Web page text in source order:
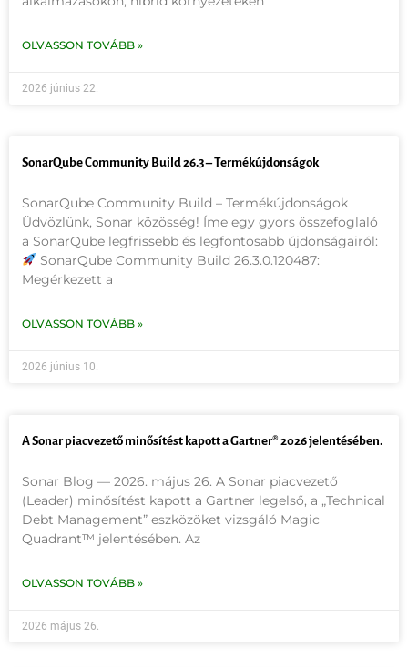
OLVASSON TOVÁBB »
2026 június 22.
SonarQube Community Build 26.3 – Termékújdonságok
SonarQube Community Build – Termékújdonságok
Üdvözlünk, Sonar közösség! Íme egy gyors összefoglaló
a SonarQube legfrissebb és legfontosabb újdonságairól:
SonarQube Community Build 26.3.0.120487:
Megérkezett a
OLVASSON TOVÁBB »
2026 június 10.
A Sonar piacvezető minősítést kapott a Gartner® 2026 jelentésében.
Sonar Blog — 2026. május 26. A Sonar piacvezető
(Leader) minősítést kapott a Gartner legelső, a „Technical
Debt Management” eszközöket vizsgáló Magic
Quadrant™ jelentésében. Az
OLVASSON TOVÁBB »
2026 május 26.